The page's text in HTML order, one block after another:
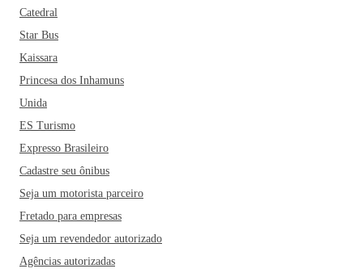
Catedral
Star Bus
Kaissara
Princesa dos Inhamuns
Unida
ES Turismo
Expresso Brasileiro
Cadastre seu ônibus
Seja um motorista parceiro
Fretado para empresas
Seja um revendedor autorizado
Agências autorizadas